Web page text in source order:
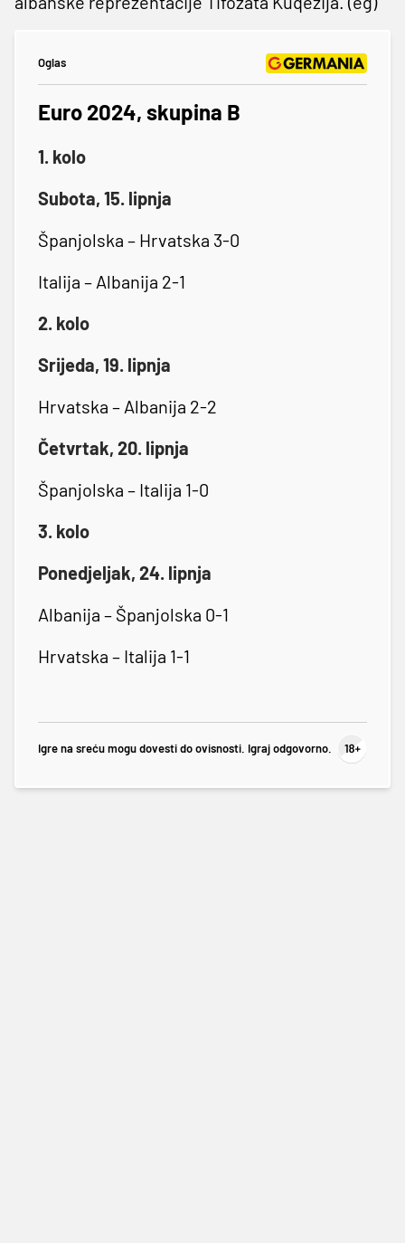
Oglas
Euro 2024, skupina B
1. kolo
Subota, 15. lipnja
Španjolska – Hrvatska 3-0
Italija – Albanija 2-1
2. kolo
Srijeda, 19. lipnja
Hrvatska – Albanija 2-2
Četvrtak, 20. lipnja
Španjolska – Italija 1-0
3. kolo
Ponedjeljak, 24. lipnja
Albanija – Španjolska 0-1
Hrvatska – Italija 1-1
Igre na sreću mogu dovesti do ovisnosti. Igraj odgovorno.